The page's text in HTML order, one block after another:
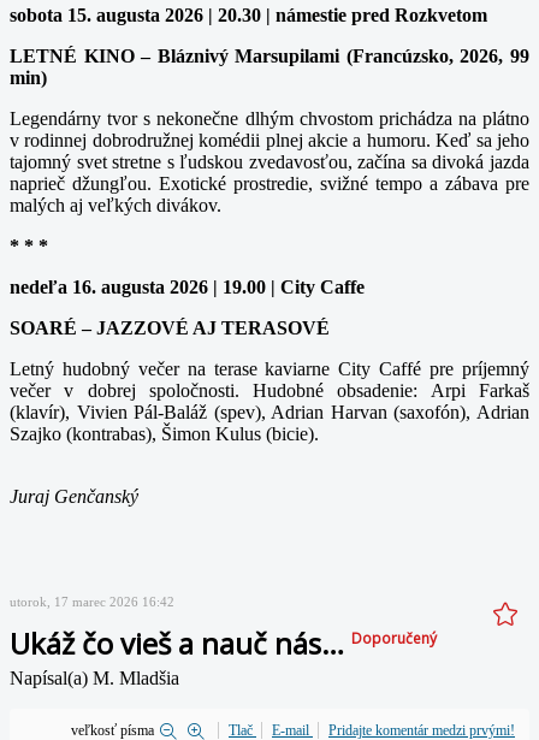
sobota 15. augusta 2026 | 20.30 | námestie pred Rozkvetom
LETNÉ KINO – Bláznivý Marsupilami (Francúzsko, 2026, 99
min)
Legendárny tvor s nekonečne dlhým chvostom prichádza na plátno
v rodinnej dobrodružnej komédii plnej akcie a humoru. Keď sa jeho
tajomný svet stretne s ľudskou zvedavosťou, začína sa divoká jazda
naprieč džungľou. Exotické prostredie, svižné tempo a zábava pre
malých aj veľkých divákov.
* * *
nedeľa 16. augusta 2026 | 19.00 | City Caffe
SOARÉ – JAZZOVÉ AJ TERASOVÉ
Letný hudobný večer na terase kaviarne City Caffé pre príjemný
večer v dobrej spoločnosti. Hudobné obsadenie: Arpi Farkaš
(klavír), Vivien Pál-Baláž (spev), Adrian Harvan (saxofón), Adrian
Szajko (kontrabas), Šimon Kulus (bicie).
Juraj Genčanský
utorok, 17 marec 2026 16:42
Ukáž čo vieš a nauč nás… Doporučený
Napísal(a) M. Mladšia
veľkosť písma Tlač E-mail Pridajte komentár medzi prvými!